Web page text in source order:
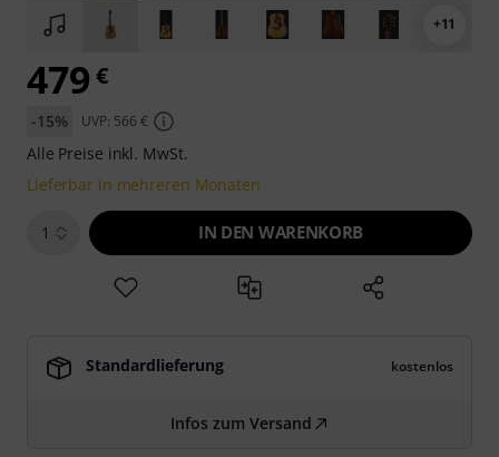
+11
479 €
-15% UVP: 566 €
Alle Preise inkl. MwSt.
Lieferbar in mehreren Monaten
1 IN DEN WARENKORB
Standardlieferung kostenlos
Infos zum Versand